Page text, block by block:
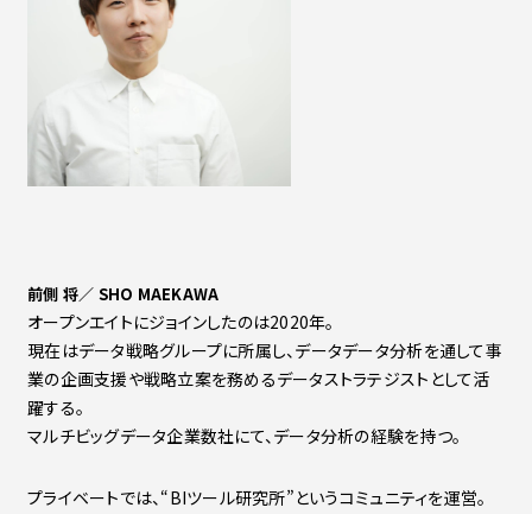
前側 将／ SHO MAEKAWA
オープンエイトにジョインしたのは2020年。
現在はデータ戦略グループに所属し、データデータ分析を通して事
業の企画支援や戦略立案を務めるデータストラテジストとして活
躍する。
マルチビッグデータ企業数社にて、データ分析の経験を持つ。
プライベートでは、“BIツール研究所”というコミュニティを運営。